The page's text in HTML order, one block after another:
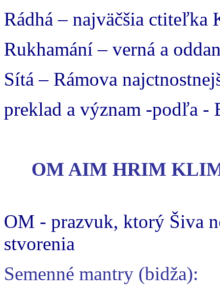
Rádhá – najväčšia ctiteľka
Rukhamání – verná a
Sítá – Rámova
preklad a význam -podľa -
OM AIM HRIM
OM - prazvuk, ktorý Šiva
stvorenia
Semenné mantry (bidža):